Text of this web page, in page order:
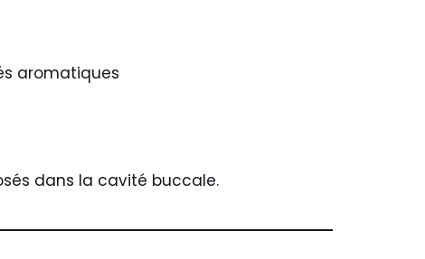
aromatiques
dans la cavité buccale.